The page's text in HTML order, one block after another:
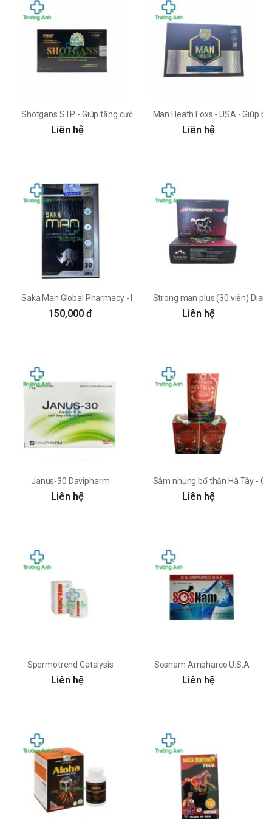
Shotgans STP - Giúp tăng cường sinh lý nam giới
Liên hệ
Man Heath Foxs - USA - Giúp
Liên hệ
Saka Man Global Pharmacy - Hỗ trợ bổ thận, tráng dương
150,000 đ
Strong man plus (30 viên)
Liên hệ
Janus-30 Davipharm
Liên hệ
Sâm nhung bổ thận Hà Tây -
Liên hệ
Spermotrend Catalysis
Liên hệ
Sosnam Ampharco U.S.A
Liên hệ